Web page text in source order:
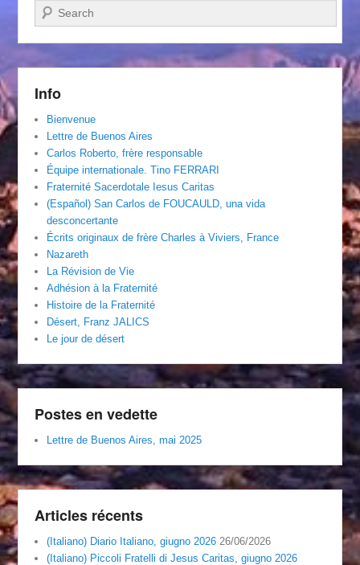
Recherche
Info
Bienvenue
Lettre de Buenos Aires
Carlos Roberto, frère responsable
Équipe internationale. Tino FERRARI
Fraternité Sacerdotale Iesus Caritas
(Español) San Carlos de FOUCAULD, una vida
desconcertante
Écrits originaux de frère Charles à Viviers, France
Nazareth
La Révision de Vie
Adhésion à la Fraternité
Histoire de la Fraternité
Désert, Franz JALICS
Le jour de désert
Postes en vedette
Lettre de Buenos Aires, mai 2025
Articles récents
(Italiano) Diario Italiano, giugno 2026 26/06/2026
(Italiano) Piccoli Fratelli di Jesus Caritas, giugno 2026